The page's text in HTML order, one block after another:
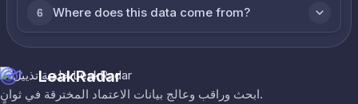
6 Where does this data come from?
LeakRadar
ابحث وراقب وعالج بيانات الاعتماد المخترقة في ثوانٍ.